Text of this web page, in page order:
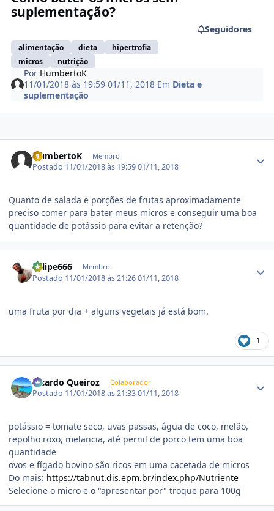
suplementação?
alimentação dieta
hipertrofia
micros
nutrição
Seguidores
Por HumbertoK
11/01/2018 às 19:5901/11, 2018 Em Dieta e
suplementação
HumbertoK Membro
Postado 11/01/2018 às 19:5901/11, 2018
Quanto de salada e porções de frutas aproximadamente
preciso comer para bater meus micros e conseguir uma boa
quantidade de potássio para evitar a retenção?
Felipe666 Membro
Postado 11/01/2018 às 21:2601/11, 2018
uma fruta por dia + alguns vegetais já está bom.
1
Ricardo Queiroz Colaborador
Postado 11/01/2018 às 21:3301/11, 2018
potássio = tomate seco, uvas passas, água de coco, melão,
repolho roxo, melancia, até pernil de porco tem uma boa
quantidade
ovos e fígado bovino são ricos em uma cacetada de micros
Do mais: https://tabnut.dis.epm.br/index.php/Nutriente
Selecione o micro e o "apresentar por" troque para 100g